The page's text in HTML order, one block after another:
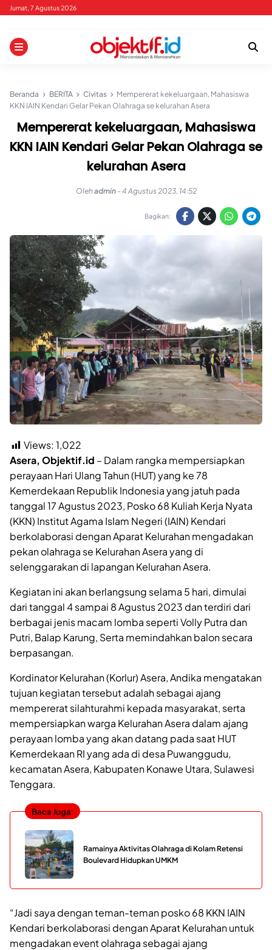
Skip
content
Jumat, 7 Agustus 2026
Beranda BERITA Civitas
Mempererat kekeluargaan, Mahasiswa
KKN IAIN Kendari Gelar Pekan Olahraga se kelurahan Asera
Mempererat kekeluargaan, Mahasiswa
KKN IAIN Kendari Gelar Pekan Olahraga se
kelurahan Asera
Olehadmin - 4 Agustus 2023, 14:52
Bagikan:
Views: 1,022
Asera, Objektif.id – Dalam rangka mempersiapkan
perayaan Hari Ulang Tahun (HUT) yang ke 78
Kemerdekaan Republik Indonesia yang jatuh pada
tanggal 17 Agustus 2023, Posko 68 Kuliah Kerja Nyata
(KKN) Institut Agama IsIam Negeri (IAIN) Kendari
berkolaborasi dengan Aparat Kelurahan mengadakan
pekan olahraga se Kelurahan Asera yang di
selenggarakan di lapangan Kelurahan Asera.
Kegiatan ini akan berlangsung selama 5 hari, dimulai
dari tanggal 4 sampai 8 Agustus 2023 dan terdiri dari
berbagai jenis macam lomba seperti Volly Putra dan
Putri, Balap Karung, Serta memindahkan balon secara
berpasangan.
Kordinator Kelurahan (Korlur) Asera, Andika mengatakan
tujuan kegiatan tersebut adalah sebagai ajang
mempererat silahturahmi kepada masyarakat, serta
mempersiapkan warga Kelurahan Asera dalam ajang
perayaan lomba yang akan datang pada saat HUT
Kemerdekaan RI yang ada di desa Puwanggudu,
kecamatan Asera, Kabupaten Konawe Utara, Sulawesi
Tenggara.
Baca Juga:
Ramainya Aktivitas Olahraga di Kolam Retensi
Boulevard Hidupkan UMKM
“Jadi saya dengan teman-teman posko 68 KKN IAIN
Kendari berkolaborasi dengan Aparat Kelurahan untuk
mengadakan event olahraga sebagai ajang